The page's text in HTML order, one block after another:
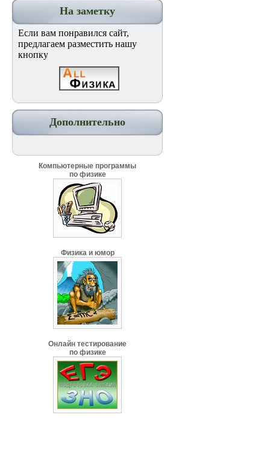
На заметку
Если вам понравился сайт,
предлагаем разместить нашу
кнопку
Дополнительно
Компьютерные программы
по физике
Физика и юмор
Онлайн тестирование
по физике